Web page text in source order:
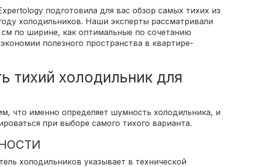
подготовила для вас обзор самых тихих из
холодильников. Наши эксперты рассматривали
по ширине, как оптимальные по сочетанию
полезного пространства в квартире-
тихий холодильник для
что именно определяет шумность холодильника, и
при выборе самого тихого варианта.
холодильников указывает в технической